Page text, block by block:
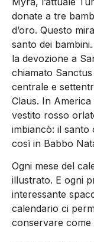
donate a tre
d’oro. Questo
santo dei
la devozione a
chiamato
centrale e
Claus. In
vestito rosso
imbiancò: il santo
così in Babbo
Ogni mese del
illustrato. E ogni
interessante
calendario ci
conservare come